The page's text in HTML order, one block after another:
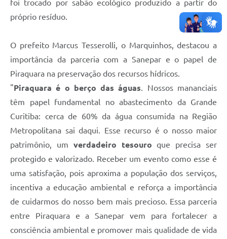
foi trocado por sabão ecológico produzido a partir do
próprio resíduo.
O prefeito Marcus Tesserolli, o Marquinhos, destacou a
importância da parceria com a Sanepar e o papel de
Piraquara na preservação dos recursos hídricos.
"Piraquara é o berço das águas. Nossos mananciais
têm papel fundamental no abastecimento da Grande
Curitiba: cerca de 60% da água consumida na Região
Metropolitana sai daqui. Esse recurso é o nosso maior
patrimônio, um verdadeiro tesouro que precisa ser
protegido e valorizado. Receber um evento como esse é
uma satisfação, pois aproxima a população dos serviços,
incentiva a educação ambiental e reforça a importância
de cuidarmos do nosso bem mais precioso. Essa parceria
entre Piraquara e a Sanepar vem para fortalecer a
consciência ambiental e promover mais qualidade de vida